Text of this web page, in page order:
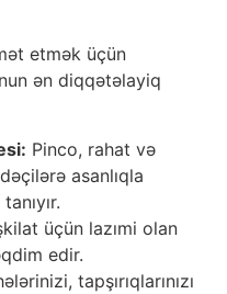
etmək üçün
ən diqqətəlayiq
Pinco, rahat və
asanlıqla
üçün lazımi olan
edir.
tapşırıqlarınızı